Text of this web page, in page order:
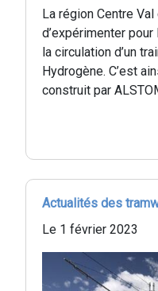
La région Centre
d’expérimenter
la circulation d’un
Hydrogène. C’est
construit par
Actualités des
Le 1 février 2023